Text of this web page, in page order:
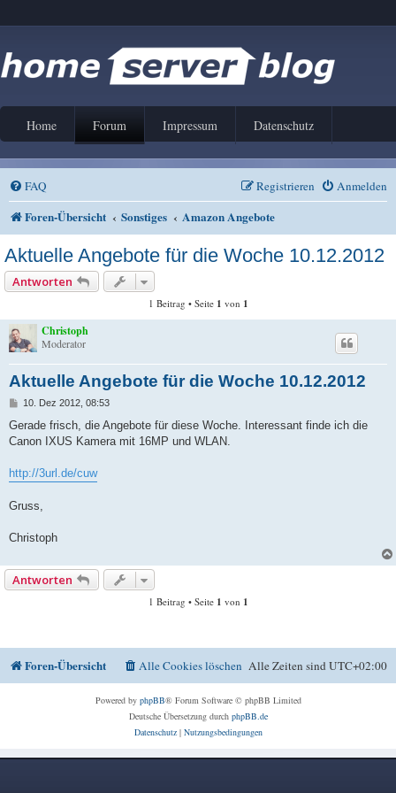
Home Forum Impressum Datenschutz
FAQ Anmelden
Registrieren
Foren-Übersicht Sonstiges Amazon Angebote
Aktuelle Angebote für die Woche 10.12.2012
Antworten
1 Beitrag • Seite 1 von 1
Christoph
Moderator
Aktuelle Angebote für die Woche 10.12.2012
B
i
r
10. Dez 2012, 08:53
Gerade frisch, die Angebote für diese Woche. Interessant finde ich die
Canon IXUS Kamera mit 16MP und WLAN.
http://3url.de/cuw
Gruss,
Christoph
Antworten
1 Beitrag • Seite 1 von 1
Foren-Übersicht Alle Zeiten sindUTC+02:00
Alle Cookies löschen
Powered by phpBB® Forum Software © phpBB Limited
Deutsche Übersetzung durch phpBB.de
Datenschutz| Nutzungsbedingungen